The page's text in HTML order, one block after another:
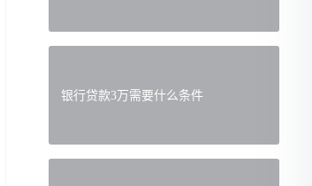
银行贷款3万需要什么条件